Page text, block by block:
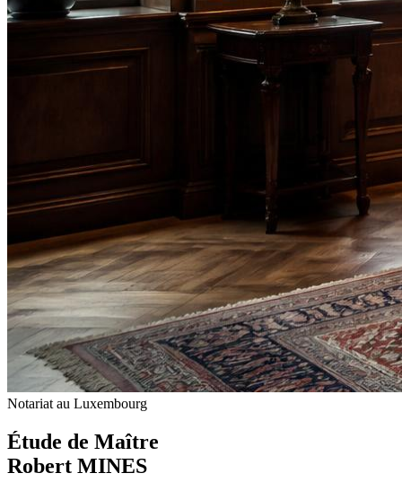
Notariat au Luxembourg
Étude de Maître
Robert MINES